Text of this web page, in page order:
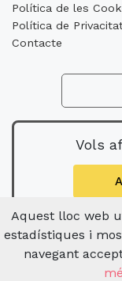
Política de les
Política de
Contacte
Vols
Aquest lloc web
estadístiques i
navegant